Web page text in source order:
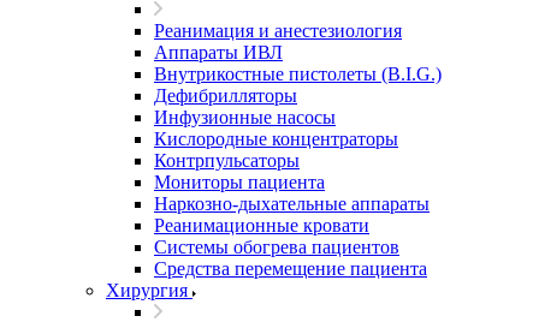
Реанимация и анестезиология
Аппараты ИВЛ
Внутрикостные пистолеты (B.I.G.)
Дефибрилляторы
Инфузионные насосы
Кислородные концентраторы
Контрпульсаторы
Мониторы пациента
Наркозно-дыхательные аппараты
Реанимационные кровати
Системы обогрева пациентов
Средства перемещение пациента
Хирургия